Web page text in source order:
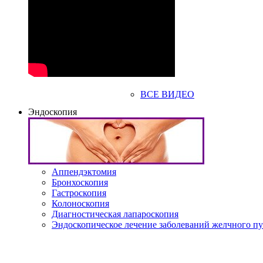
ВСЕ ВИДЕО
Эндоскопия
Аппендэктомия
Бронхоскопия
Гастроскопия
Колоноскопия
Диагностическая лапароскопия
Эндоскопическое лечение заболеваний желчного